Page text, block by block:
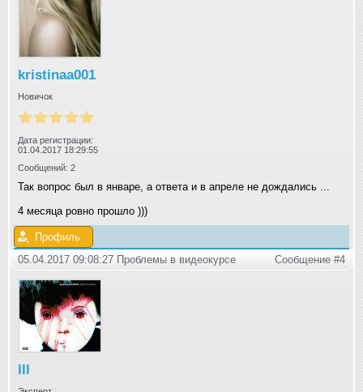
kristinaa001
Новичок
Дата регистрации:
01.04.2017 18:29:55
Сообщений: 2
Так вопрос был в январе, а ответа и в апреле не дождались ...
4 месяца ровно прошло )))
Профиль
05.04.2017 09:08:27 Проблемы в видеокурсе
Сообщение #4
lll